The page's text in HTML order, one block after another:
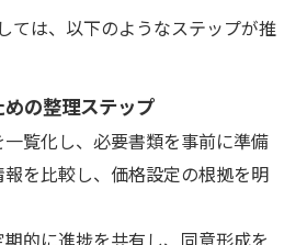
ては、以下のようなステップが推
の整理ステップ
覧化し、必要書類を事前に準備
を比較し、価格設定の根拠を明